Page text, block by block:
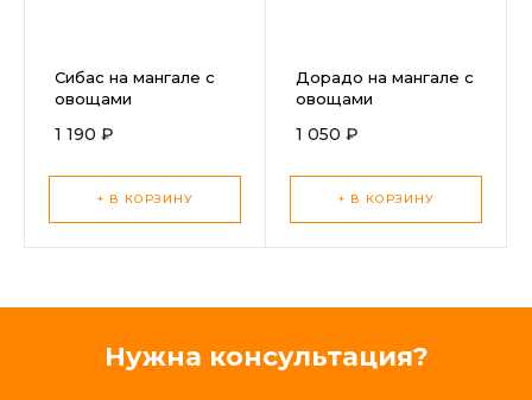
Сибас на мангале с
овощами
1 190 ₽
+ В КОРЗИНУ
Дорадо на мангале с
овощами
1 050 ₽
+ В КОРЗИНУ
Нужна консультация?